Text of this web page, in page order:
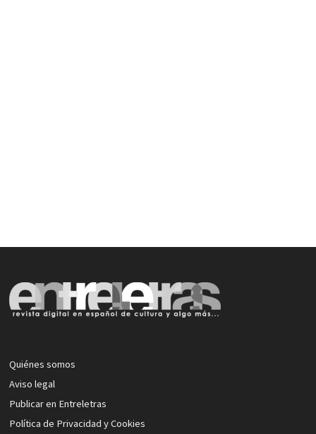
Quiénes somos
Aviso legal
Publicar en Entreletras
Política de Privacidad y Cookies